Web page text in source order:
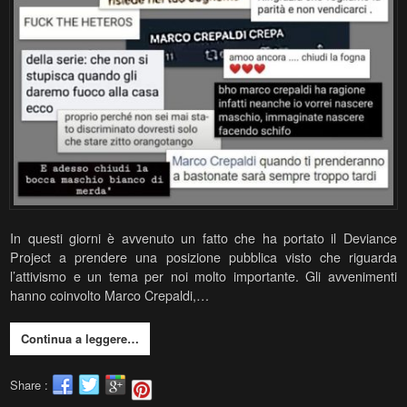
In questi giorni è avvenuto un fatto che ha portato il Deviance
Project a prendere una posizione pubblica visto che riguarda
l’attivismo e un tema per noi molto importante. Gli avvenimenti
hanno coinvolto Marco Crepaldi,…
Continua a leggere…
Share :